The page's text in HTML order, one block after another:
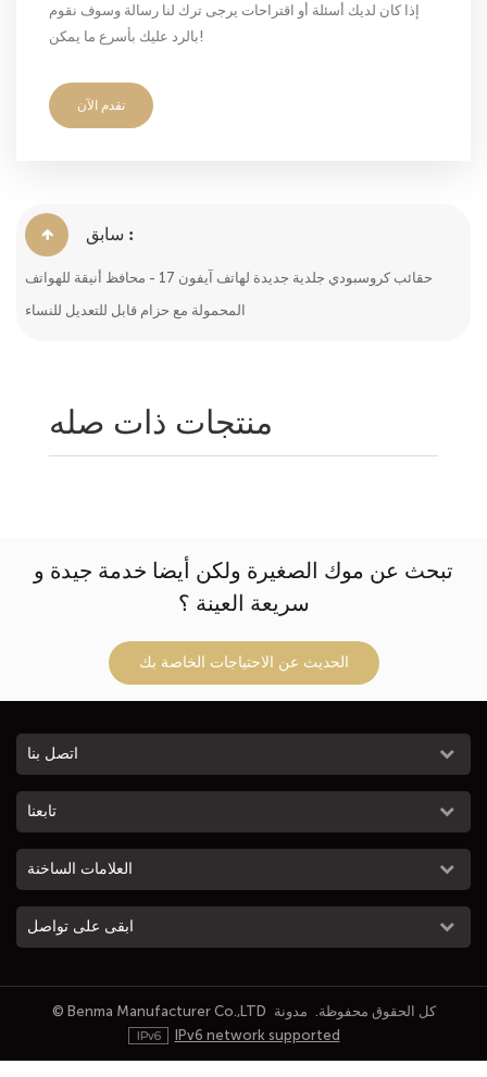
إذا كان لديك أسئلة أو اقتراحات يرجى ترك لنا رسالة وسوف نقوم
بالرد عليك بأسرع ما يمكن!
تقدم الآن
سابق :
حقائب كروسبودي جلدية جديدة لهاتف آيفون 17 - محافظ أنيقة للهواتف
المحمولة مع حزام قابل للتعديل للنساء
منتجات ذات صله
تبحث عن موك الصغيرة ولكن أيضا خدمة جيدة و
سريعة العينة ؟
الحديث عن الاحتياجات الخاصة بك
اتصل بنا
تابعنا
العلامات الساخنة
ابقى على تواصل
© Benma Manufacturer Co.,LTD كل الحقوق محفوظة.
مدونة
IPv6 network supported